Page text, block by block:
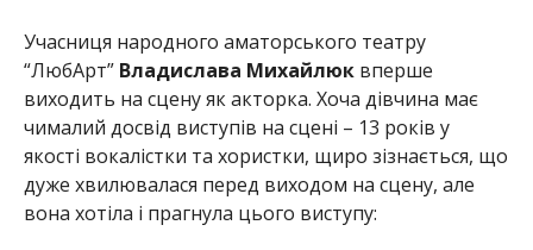
Учасниця народного аматорського театру
“ЛюбАрт” Владислава Михайлюквперше
виходить на сцену як акторка. Хоча дівчина має
чималий досвід виступів на сцені – 13 років у
якості вокалістки та хористки, щиро зізнається, що
дуже хвилювалася перед виходом на сцену, але
вона хотіла і прагнула цього виступу: